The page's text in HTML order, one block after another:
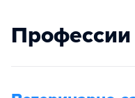
Профессии